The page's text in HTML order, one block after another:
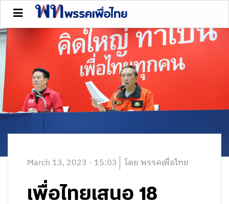
March 13, 2023 - 15:03 โดย พรรคเพื่อไทย
เพื่อไทยเสนอ 18